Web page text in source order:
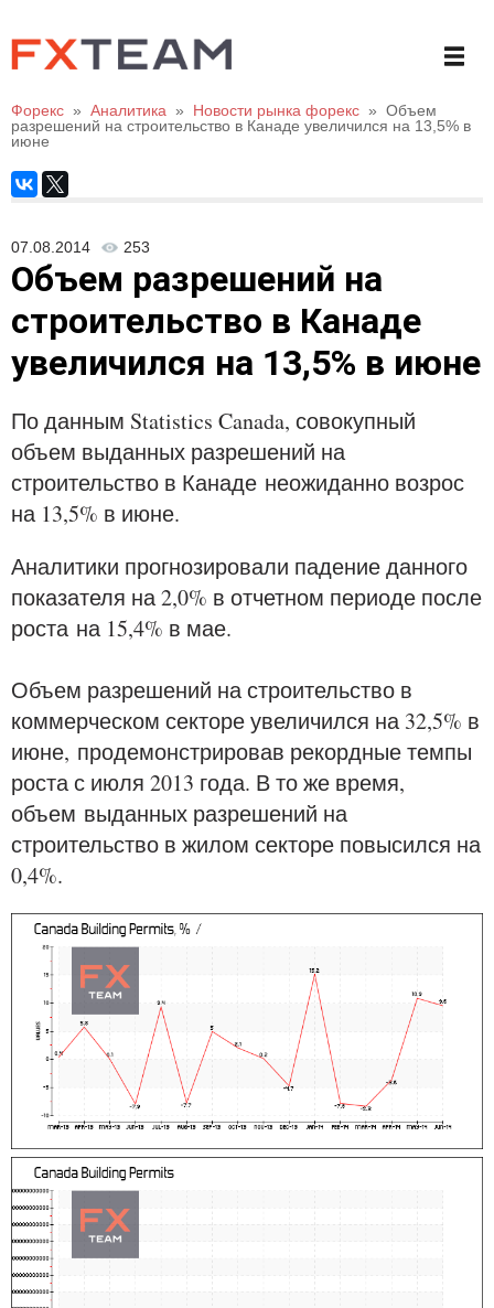
Форекс » Аналитика » Новости рынка форекс » Объем
разрешений на строительство в Канаде увеличился на 13,5% в
июне
07.08.2014 253
Объем разрешений на
строительство в Канаде
увеличился на 13,5% в июне
По данным Statistics Canada, совокупный
объем выданных разрешений на
строительство в Канаде неожиданно возрос
на 13,5% в июне.
Аналитики прогнозировали падение данного
показателя на 2,0% в отчетном периоде после
роста на 15,4% в мае.
Объем разрешений на строительство в
коммерческом секторе увеличился на 32,5% в
июне, продемонстрировав рекордные темпы
роста с июля 2013 года. В то же время,
объем выданных разрешений на
строительство в жилом секторе повысился на
0,4%.